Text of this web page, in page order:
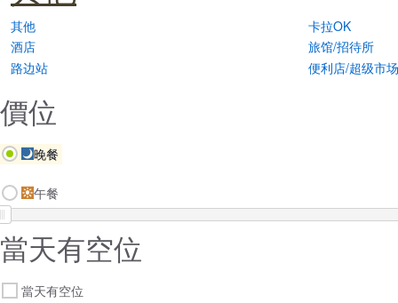
其他
卡拉OK
酒店
旅馆/招待所
路边站
便利店/超级市场
價位
晚餐
午餐
當天有空位
當天有空位